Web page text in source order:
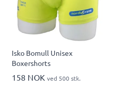
Isko Bomull Unisex
Boxershorts
158 NOK ved 500 stk.